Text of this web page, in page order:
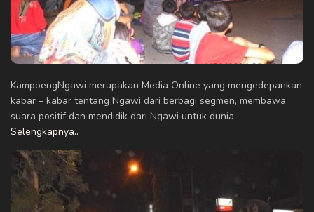
KampoengNgawi merupakan Media Online yang mengedepankan
kabar – kabar tentang Ngawi dari berbagi segmen, membawa
suara positif dan mendidik dari Ngawi untuk dunia.
Selengkapnya..